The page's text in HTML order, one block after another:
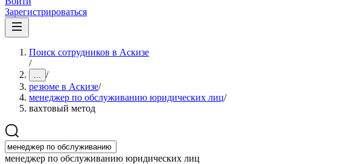
Зарегистрироваться
Поиск сотрудников в Аскизе
/
... /
резюме в Аскизе/
менеджер по обслуживанию юридических лиц/
вахтовый метод
менеджер по обслуживанию юридических лиц